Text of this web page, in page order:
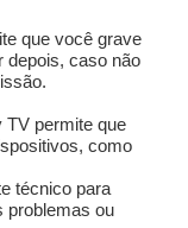
que você grave
depois, caso não
permite que
como
técnico para
problemas ou